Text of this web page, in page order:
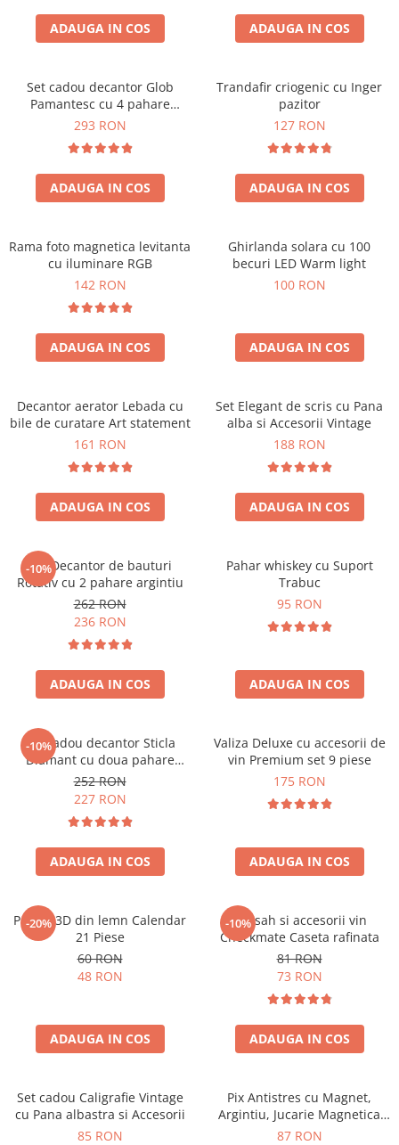
Cadouri Fete
Pentru Copilul din tine
Cadouri de Casa Noua
Cadouri Majorat
Cadouri pentru Nasi
Cadouri pentru Bunici
Cadouri pentru Prieteni
Cel ce are tot
Cadouri Nunta si Cununie civila
Cani si Termosuri
Jocuri si Puzzle
Seturi de caligrafie
Cadouri Sfantul Alexandru
Cadouri Constantin si Elena
Cadouri Sfanta Maria
Cadouri Sfintii Mihail si Gavriil
ADAUGA IN COS ADAUGA IN COS
Set cadou decantor Glob
Pamantesc cu 4 pahare
Deluxe
293 RON
ADAUGA IN COS
Trandafir criogenic cu Inger
pazitor
127 RON
ADAUGA IN COS
Rama foto magnetica levitanta
cu iluminare RGB
142 RON
ADAUGA IN COS
Ghirlanda solara cu 100
becuri LED Warm light
100 RON
ADAUGA IN COS
Decantor aerator Lebada cu
bile de curatare Art statement
161 RON
ADAUGA IN COS
Set Elegant de scris cu Pana
alba si Accesorii Vintage
188 RON
ADAUGA IN COS
-10%
Set Decantor de bauturi
Rotativ cu 2 pahare argintiu
262 RON
236 RON
ADAUGA IN COS
Pahar whiskey cu Suport
Trabuc
95 RON
ADAUGA IN COS
-10%
Set cadou decantor Sticla
Diamant cu doua pahare
Deluxe
252 RON
227 RON
ADAUGA IN COS
Valiza Deluxe cu accesorii de
vin Premium set 9 piese
175 RON
ADAUGA IN COS
-20%
Puzzle 3D din lemn Calendar
21 Piese
60 RON
48 RON
ADAUGA IN COS
-10%
Set sah si accesorii vin
Checkmate Caseta rafinata
81 RON
73 RON
ADAUGA IN COS
Set cadou Caligrafie Vintage
cu Pana albastra si Accesorii
85 RON
Pix Antistres cu Magnet,
Argintiu, Jucarie Magnetica
pentru Birou
87 RON